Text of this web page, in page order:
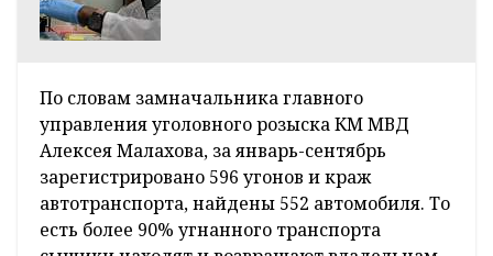
По словам замначальника главного
управления уголовного розыска КМ МВД
Алексея Малахова, за январь-сентябрь
зарегистрировано 596 угонов и краж
автотранспорта, найдены 552 автомобиля. То
есть более 90% угнанного транспорта